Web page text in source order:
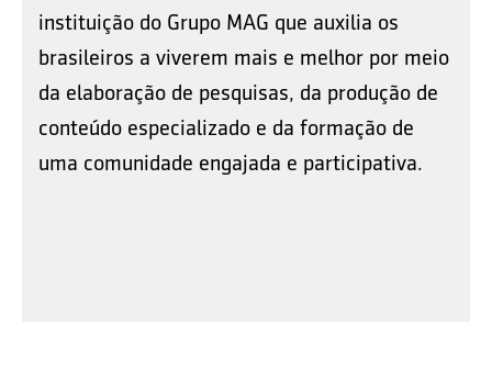
instituição do Grupo MAG que auxilia os
brasileiros a viverem mais e melhor por meio
da elaboração de pesquisas, da produção de
conteúdo especializado e da formação de
uma comunidade engajada e participativa.